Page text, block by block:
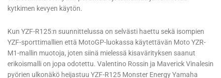
kytkimen kevyen käytön.
Kun YZF-R125:n suunnittelussa on selvästi haettu sekä isompien
YZF-sporttimallien että MotoGP-luokassa käytettävän Moto YZR-
M1-mallin muotoja, joten siinä mielessä kisavärityksen saanut
erikoismalli on jopa odotettu. Valentino Rossin ja Maverick Vinalesin
pyörien ulkonäkö heijastuu YZF-R125 Monster Energy Yamaha